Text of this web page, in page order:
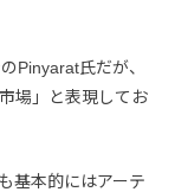
Pinyarat氏だが、
場」と表現してお
基本的にはアーテ